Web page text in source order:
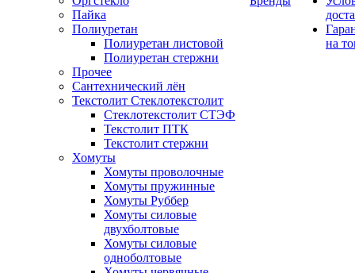
Пайка
Полиуретан
Полиуретан листовой
Полиуретан стержни
Прочее
Сантехнический лён
Текстолит Стеклотекстолит
Стеклотекстолит СТЭФ
Текстолит ПТК
Текстолит стержни
Хомуты
Хомуты проволочные
Хомуты пружинные
Хомуты Руббер
Хомуты силовые
двухболтовые
Хомуты силовые
одноболтовые
на